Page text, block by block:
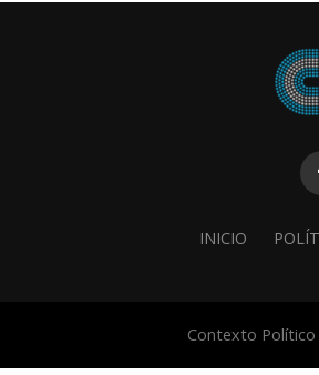
INICIO
Contexto